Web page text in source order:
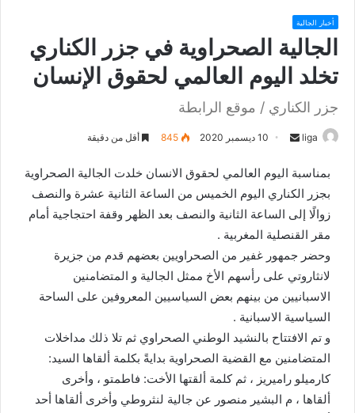
أخبار الجالية
الجالية الصحراوية في جزر الكناري
تخلد اليوم العالمي لحقوق الإنسان
جزر الكناري / موقع الرابطة
liga
n
d
a
n
10 ديسمبر 2020 845 أقل من دقيقة
بمناسبة اليوم العالمي لحقوق الانسان خلدت الجالية الصحراوية
بجزر الكناري اليوم الخميس من الساعة الثانية عشرة والنصف
زوالًا إلى الساعة الثانية والنصف بعد الظهر وقفة احتجاجية أمام
مقر القنصلية المغربية .
وحضر جمهور غفير من الصحراويين بعضهم قدم من جزيرة
لانثاروتي على رأسهم الأخ ممثل الجالية و المتضامنين
الاسبانيين من بينهم بعض السياسيين المعروفين على الساحة
السياسية الاسبانية .
و تم الافتتاح بالنشيد الوطني الصحراوي ثم تلا ذلك مداخلات
المتضامنين مع القضية الصحراوية بدايةً بكلمة ألقاها السيد:
كارميلو راميريز ، ثم كلمة ألقتها الأخت: فاطمتو ، وأخرى
ألقاها ، م البشير منصور عن جالية لنثروطي وأخرى ألقاها أحد